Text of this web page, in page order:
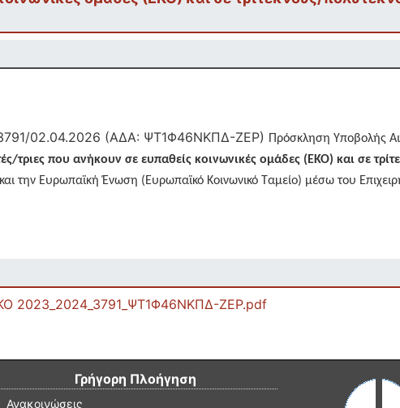
02.04.2026 (ΑΔΑ: ΨΤ1Φ46ΝΚΠΔ-ΖΕΡ)
Πρόσκληση Υποβολής
τριες που ανήκουν σε ευπαθείς κοινωνικές ομάδες (ΕΚΟ) και σε
την Ευρωπαϊκή Ένωση (Ευρωπαϊκό Κοινωνικό Ταμείο) μέσω του
2023_2024_3791_ΨΤ1Φ46ΝΚΠΔ-ΖΕΡ.pdf
Γρήγορη Πλοήγηση
Ανακοινώσεις